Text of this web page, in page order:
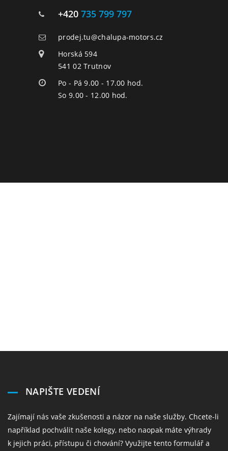
+420 735 799 797
prodej.tu@chalupa-motors.cz
Horská 594
541 02 Trutnov
Po - Pá 9.00 - 17.00 hod.
So 9.00 - 12.00 hod.
NAPIŠTE VEDENÍ
Zajímají nás vaše zkušenosti a názor na naše služby. Chcete-li
například pochválit naše kolegy, nebo naopak máte výhrady
k jejich práci, přístupu či chování? Využijte tento formulář a